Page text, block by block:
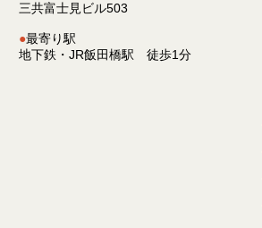
三共富士見ビル503
●最寄り駅
​地下鉄・JR飯田橋駅 徒歩1分